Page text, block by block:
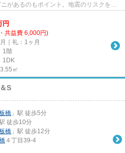
があるのもポイント。地震のリスクを抑
円
共益費 6,000円)
｜礼：1ヶ月
1階
1DK
㎡
S
橋 」駅 徒歩5分
徒歩10分
橋 」駅 徒歩12分
４丁目39-4